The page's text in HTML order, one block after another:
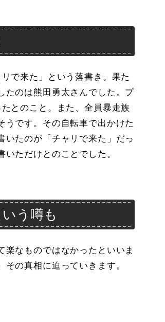
で来た」という落書き。果た
たのは熊田勇太さんでした。プ
とのこと。また、全員暴走族
うです。その自転車で出かけた
いたのが「チャリで来た」だっ
ただけとのことでした。
う噂も
なものではなかったといいま
の真相に迫っていきます。